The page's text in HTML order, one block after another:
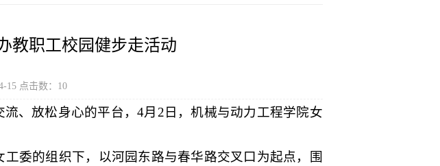
教职工校园健步走活动
15 点击数： 10
流、放松身心的平台，4月2日，机械与动力 工程学院女
工委的组织下，以河园东路与春华路交叉口 为起点，
围